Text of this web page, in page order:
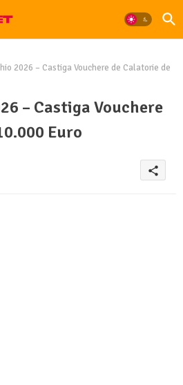
2026 – Castiga Vouchere de Calatorie de
– Castiga Vouchere
Euro
share